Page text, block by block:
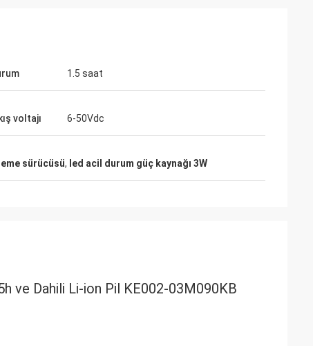
1.5 saat
voltajı 6-50Vdc
sürücüsü, led acil durum güç kaynağı 3W
ve Dahili Li-ion Pil KE002-03M090KB